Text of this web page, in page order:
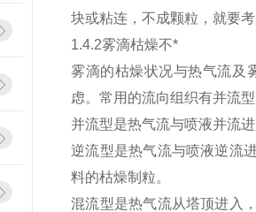
块或粘连，不成颗粒，就要
1.4.2雾滴枯燥不*
雾滴的枯燥状况与热气流及
虑。常用的流向组织有并流
并流型是热气流与喷液并流
逆流型是热气流与喷液逆流
料的枯燥制粒。
混流型是热气流从塔顶进入